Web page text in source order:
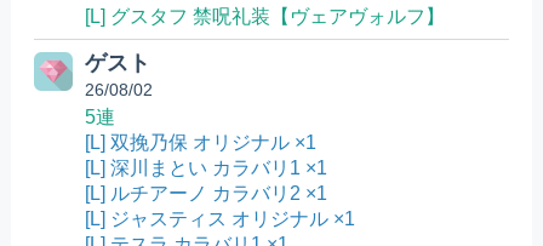
[L] グスタフ 禁呪礼装【ヴェアヴォルフ】
ゲスト
26/08/02
5連
[L] 双挽乃保 オリジナル ×1
[L] 深川まとい カラバリ1 ×1
[L] ルチアーノ カラバリ2 ×1
[L] ジャスティス オリジナル ×1